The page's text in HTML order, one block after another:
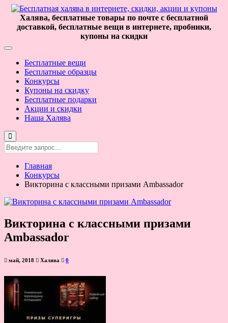
Халява, бесплатные товары по почте с бесплатной
доставкой, бесплатные вещи в интернете, пробники,
купоны на скидки
Бесплатные вещи
Бесплатные образцы
Конкурсы
Купоны на скидку
Бесплатные подарки
Акции и скидки
Наша Халява
Главная
Конкурсы
Викторина с классными призами Ambassador
Викторина с классными призами
Ambassador
май, 2018 Халява 0